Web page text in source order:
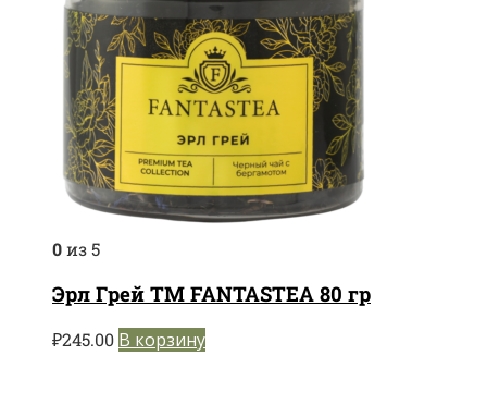
0из 5
Эрл Грей TM FANTASTEA 80 гр
₽245.00 В корзину